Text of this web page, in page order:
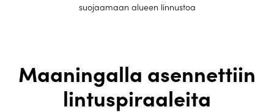
suojaamaan alueen linnustoa
Maaningalla asennettiin
lintuspiraaleita